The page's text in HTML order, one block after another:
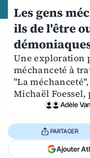
Les gens
ils de l'être
Une exploration
méchanceté à
"La
Michaël Foessel,
Adèle
PARTAGER
Ajouter